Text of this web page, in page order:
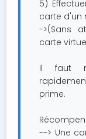
5)
carte d'un
->(Sans
carte
Il faut
prime.
--> Une